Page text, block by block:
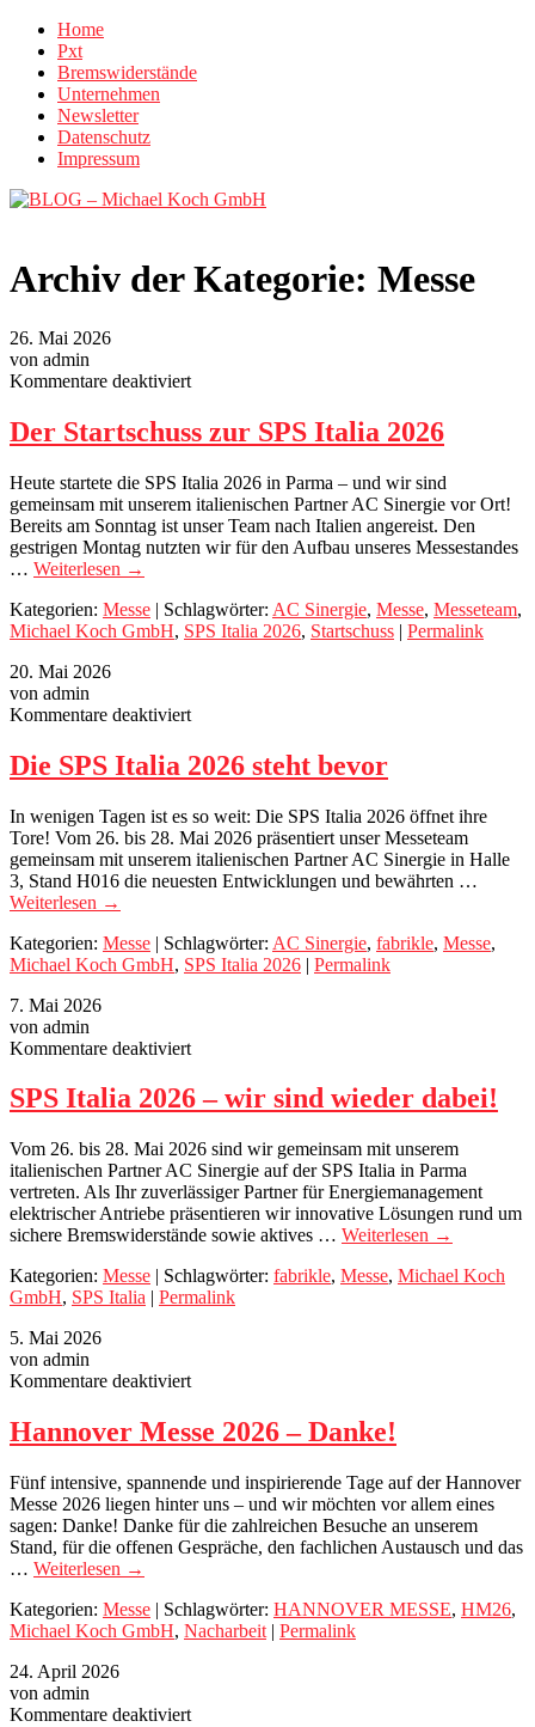
Home
Pxt
Bremswiderstände
Unternehmen
Newsletter
Datenschutz
Impressum
Archiv der Kategorie: Messe
26. Mai 2026
von admin
Kommentare deaktiviertfür
Startschuss
zur
Italia
2026
Der Startschuss zur SPS Italia 2026
Heute startete die SPS Italia 2026 in Parma – und wir sind
gemeinsam mit unserem italienischen Partner AC Sinergie vor Ort!
Bereits am Sonntag ist unser Team nach Italien angereist. Den
gestrigen Montag nutzten wir für den Aufbau unseres Messestandes
… Weiterlesen →
Kategorien: Messe | Schlagwörter: AC Sinergie, Messe, Messeteam,
Michael Koch GmbH, SPS Italia 2026, Startschuss | Permalink
20. Mai 2026
von admin
Kommentare deaktiviertfür
SPS
Italia
steht
bevor
Die SPS Italia 2026 steht bevor
In wenigen Tagen ist es so weit: Die SPS Italia 2026 öffnet ihre
Tore! Vom 26. bis 28. Mai 2026 präsentiert unser Messeteam
gemeinsam mit unserem italienischen Partner AC Sinergie in Halle
3, Stand H016 die neuesten Entwicklungen und bewährten …
Weiterlesen →
Kategorien: Messe | Schlagwörter: AC Sinergie, fabrikle, Messe,
Michael Koch GmbH, SPS Italia 2026 | Permalink
7. Mai 2026
von admin
Kommentare deaktiviertfür
Italia
2026
wir
sind
wieder
dabei!
SPS Italia 2026 – wir sind wieder dabei!
Vom 26. bis 28. Mai 2026 sind wir gemeinsam mit unserem
italienischen Partner AC Sinergie auf der SPS Italia in Parma
vertreten. Als Ihr zuverlässiger Partner für Energiemanagement
elektrischer Antriebe präsentieren wir innovative Lösungen rund um
sichere Bremswiderstände sowie aktives … Weiterlesen →
Kategorien: Messe | Schlagwörter: fabrikle, Messe, Michael Koch
GmbH, SPS Italia | Permalink
5. Mai 2026
von admin
Kommentare deaktiviertfür
Messe
2026
Danke!
Hannover Messe 2026 – Danke!
Fünf intensive, spannende und inspirierende Tage auf der Hannover
Messe 2026 liegen hinter uns – und wir möchten vor allem eines
sagen: Danke! Danke für die zahlreichen Besuche an unserem
Stand, für die offenen Gespräche, den fachlichen Austausch und das
… Weiterlesen →
Kategorien: Messe | Schlagwörter: HANNOVER MESSE, HM26,
Michael Koch GmbH, Nacharbeit | Permalink
24. April 2026
von admin
Kommentare deaktiviertfür